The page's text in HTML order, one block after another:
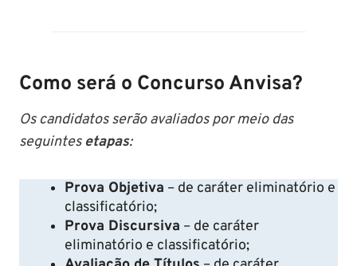
Como será o Concurso Anvisa?
Os candidatos serão avaliados por meio das
seguintes etapas:
Prova Objetiva – de caráter eliminatório e
classificatório;
Prova Discursiva – de caráter
eliminatório e classificatório;